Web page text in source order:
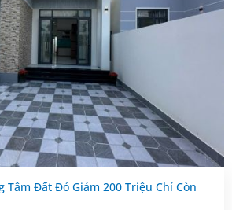
Tâm Đất Đỏ Giảm 200 Triệu Chỉ Còn